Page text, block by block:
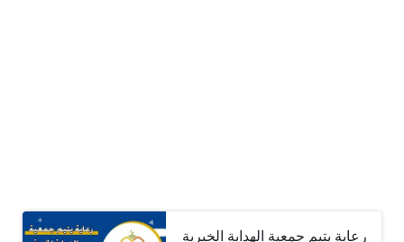
رعاية يتيم جمعية الهداية الخيرية